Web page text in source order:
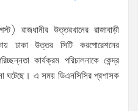
রাজধানীর উত্তরখানের রাজাবাড়ী
ঢাকা উত্তর সিটি করপোরেশনের
কার্যক্রম পরিচালনাকে কেন্দ্র
ঘটেছে। এ সময় ডিএনসিসির প্রশাসক